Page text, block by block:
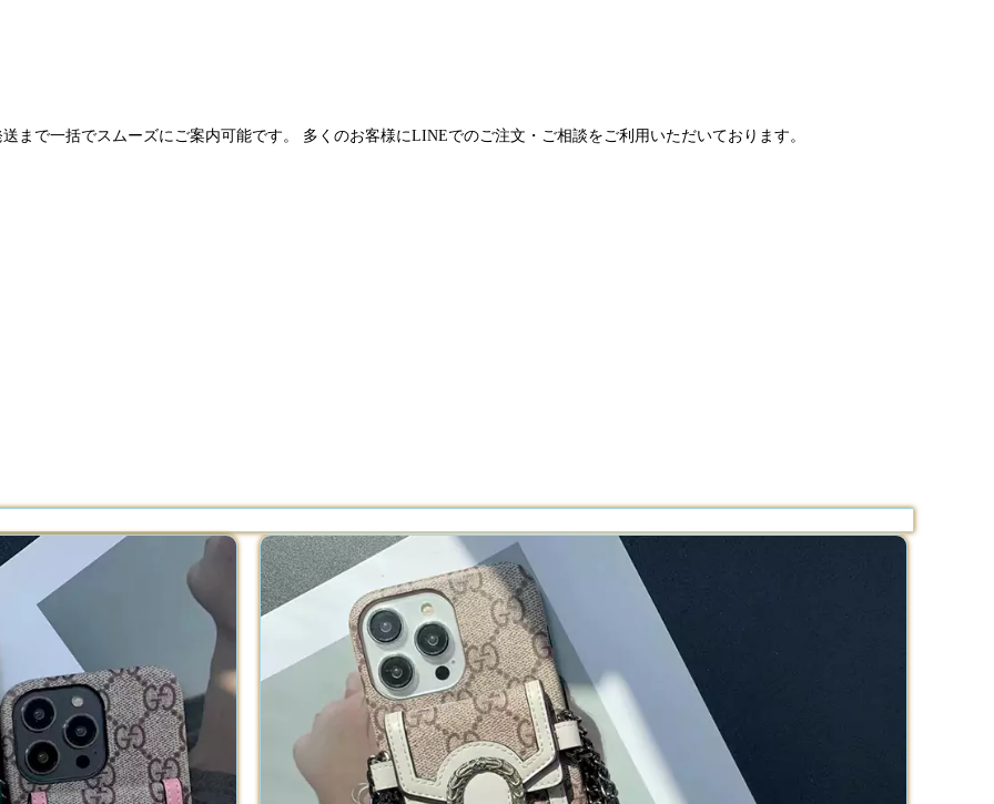
まで一括でスムーズにご案内可能です。 多くのお客様にLINEでのご注文・ご相談をご利用いただいております。